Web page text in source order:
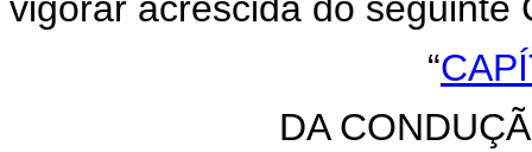
“
DA